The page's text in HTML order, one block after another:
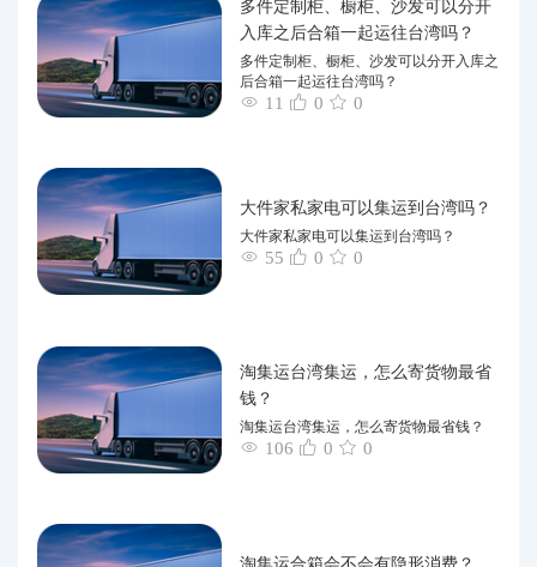
多件定制柜、橱柜、沙发可以分开
入库之后合箱一起运往台湾吗？
多件定制柜、橱柜、沙发可以分开入库之
后合箱一起运往台湾吗？
11 0 0
大件家私家电可以集运到台湾吗？
大件家私家电可以集运到台湾吗？
55 0 0
淘集运台湾集运，怎么寄货物最省
钱？
淘集运台湾集运，怎么寄货物最省钱？
106 0 0